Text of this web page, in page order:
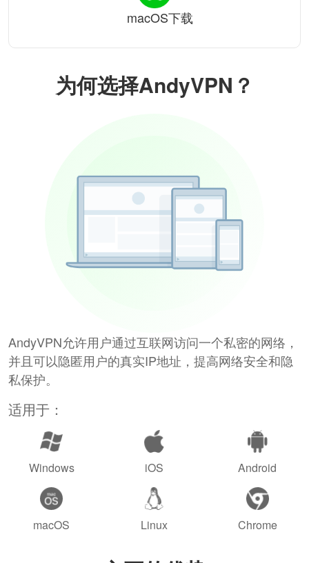
为何选择AndyVPN？
AndyVPN允许用户通过互联网访问一个私密的网络，
并且可以隐匿用户的真实IP地址，提高网络安全和隐
私保护。
适用于：
Windows iOS Android
macOS Linux Chrome
macOS下载